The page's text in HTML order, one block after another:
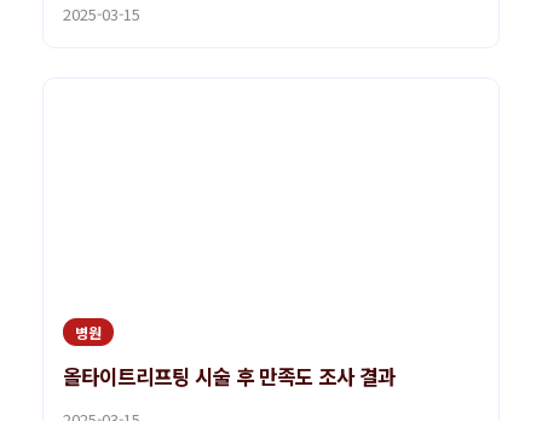
2025-03-15
병원
올타이트리프팅 시술 후 만족도 조사 결과